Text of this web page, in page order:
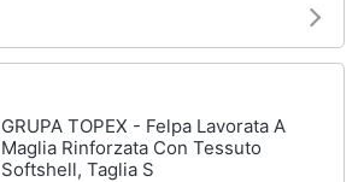
GRUPA TOPEX - Felpa Lavorata A
Maglia Rinforzata Con Tessuto
Softshell, Taglia S